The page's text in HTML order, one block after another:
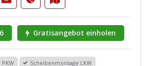
Gratisangebot einholen
Scheibenmontage LKW